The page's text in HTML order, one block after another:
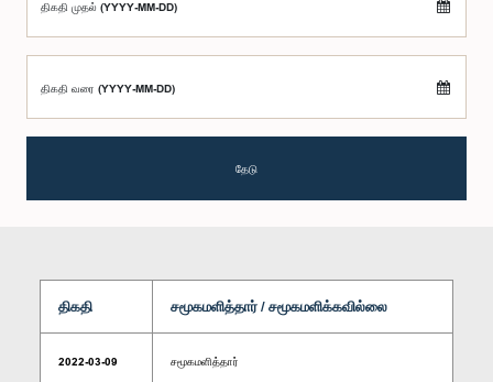
திகதி முதல் (YYYY-MM-DD)
திகதி வரை (YYYY-MM-DD)
தேடு
திகதி சமூகமளித்தார் / சமூகமளிக்கவில்லை
2022-03-09 சமூகமளித்தார்